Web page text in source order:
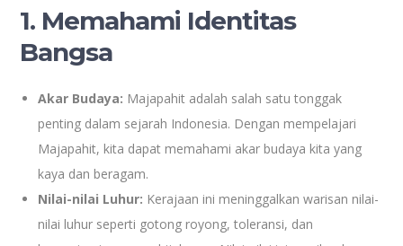
1. Memahami Identitas
Bangsa
Akar Budaya: Majapahit adalah salah satu tonggak
penting dalam sejarah Indonesia. Dengan mempelajari
Majapahit, kita dapat memahami akar budaya kita yang
kaya dan beragam.
Nilai-nilai Luhur: Kerajaan ini meninggalkan warisan nilai-
nilai luhur seperti gotong royong, toleransi, dan